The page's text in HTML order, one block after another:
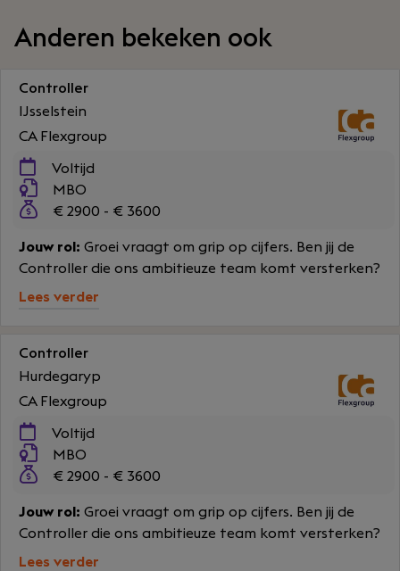
Anderen bekeken ook
Controller
IJsselstein
CA Flexgroup
Voltijd
MBO
€ 2900 - € 3600
Jouw rol: Groei vraagt om grip op cijfers. Ben jij de
Controller die ons ambitieuze team komt versterken?
Lees verder
Controller
Hurdegaryp
CA Flexgroup
Voltijd
MBO
€ 2900 - € 3600
Jouw rol: Groei vraagt om grip op cijfers. Ben jij de
Controller die ons ambitieuze team komt versterken?
Lees verder